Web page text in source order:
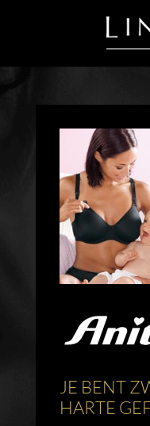
JE BENT
HARTE